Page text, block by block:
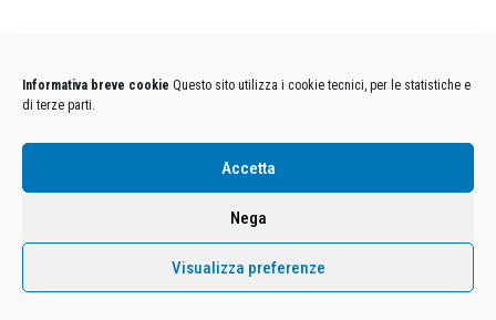
Informativa breve cookie Questo sito utilizza i cookie tecnici, per le statistiche e
di terze parti.
Accetta
Nega
Visualizza preferenze